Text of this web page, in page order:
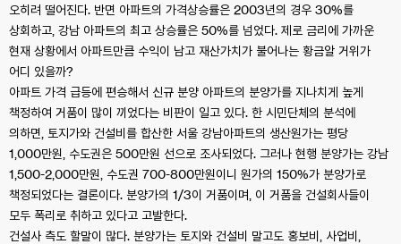
오히려 떨어진다. 반면 아파트의 가격상승률은 2003년의 경우 30%를
상회하고, 강남 아파트의 최고 상승률은 50%를 넘었다. 제로 금리에 가까운
현재 상황에서 아파트만큼 수익이 남고 재산가치가 불어나는 황금알 거위가
어디 있을까?
아파트 가격 급등에 편승해서 신규 분양 아파트의 분양가를 지나치게 높게
책정하여 거품이 많이 끼었다는 비판이 일고 있다. 한 시민단체의 분석에
의하면, 토지가와 건설비를 합산한 서울 강남아파트의 생산원가는 평당
1,000만원, 수도권은 500만원 선으로 조사되었다. 그러나 현행 분양가는 강남
1,500-2,000만원, 수도권 700-800만원이니 원가의 150%가 분양가로
책정되었다는 결론이다. 분양가의 1/3이 거품이며, 이 거품을 건설회사들이
모두 폭리로 취하고 있다고 고발한다.
건설사 측도 할말이 많다. 분양가는 토지와 건설비 말고도 홍보비, 사업비,